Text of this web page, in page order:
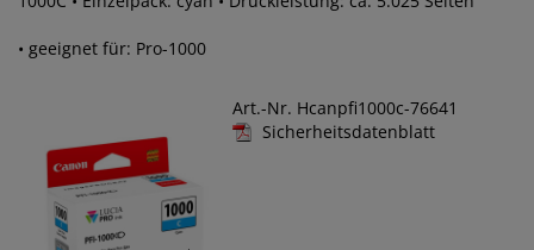
• geeignet für: Pro-1000
Art.-Nr. Hcanpfi1000c-76641
Sicherheitsdatenblatt